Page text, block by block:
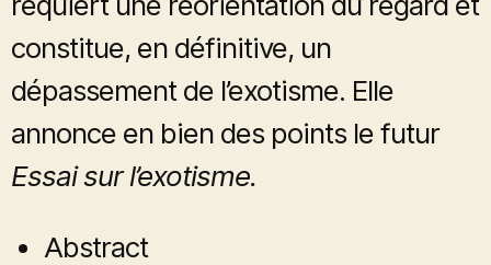
constitue, en définitive, un
dépassement de l’exotisme. Elle
annonce en bien des points le futur
Essai sur l’exotisme.
Abstract